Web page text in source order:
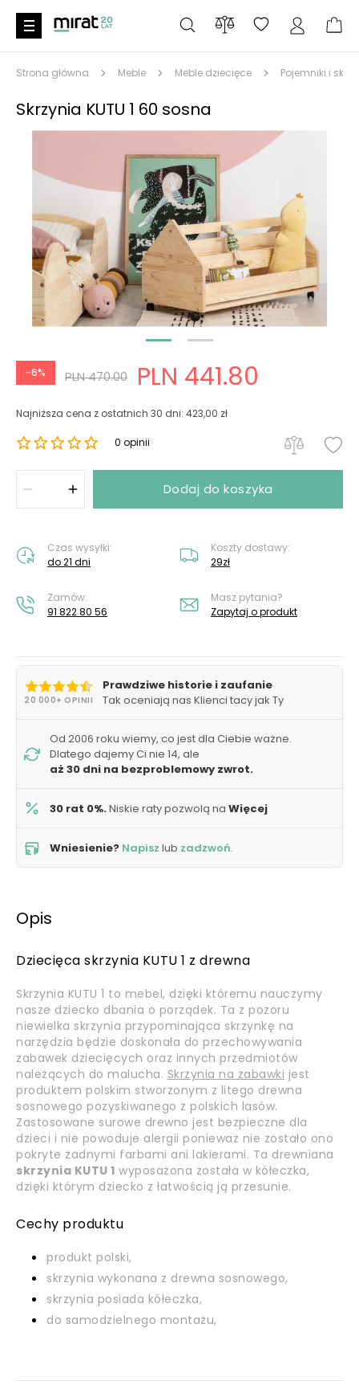
Strona główna Meble Meble dziecięce Pojemniki i
Skrzynia KUTU 1 60 sosna
-6% PLN 470.00 PLN 441.80
Najniższa cena z ostatnich 30 dni: 423,00 zł
0 opinii
Dodaj do koszyka
Czas wysyłki:
do 21 dni
Koszty dostawy:
29zł
Zamów:
91 822 80 56
Masz pytania?
Zapytaj o produkt
20 000+ OPINII
Prawdziwe historie i zaufanie
Tak oceniają nas Klienci tacy jak Ty
Od 2006 roku wiemy, co jest dla Ciebie ważne.
Dlatego dajemy Ci nie 14, ale
aż 30 dni na bezproblemowy zwrot.
30 rat 0%.Niskie raty pozwolą na Więcej
Wniesienie? Napisz lub zadzwoń.
Opis
Dziecięca skrzynia KUTU 1 z drewna
Skrzynia KUTU 1 to mebel, dzięki któremu nauczymy
nasze dziecko dbania o porządek. Ta z pozoru
niewielka skrzynia przypominająca skrzynkę na
narzędzia będzie doskonała do przechowywania
zabawek dziecięcych oraz innych przedmiotów
należących do malucha. Skrzynia na zabawki jest
produktem polskim stworzonym z litego drewna
sosnowego pozyskiwanego z polskich lasów.
Zastosowane surowe drewno jest bezpieczne dla
dzieci i nie powoduje alergii ponieważ nie zostało ono
pokryte żadnymi farbami ani lakierami. Ta drewniana
skrzynia KUTU 1 wyposażona została w kółeczka,
dzięki którym dziecko z łatwością ją przesunie.
Cechy produktu
produkt polski,
skrzynia wykonana z drewna sosnowego,
skrzynia posiada kółeczka,
do samodzielnego montażu,